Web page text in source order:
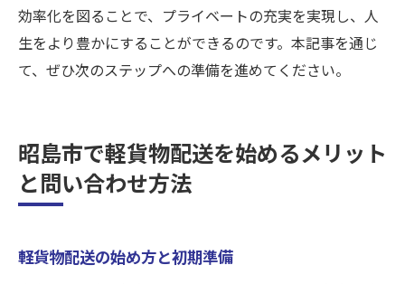
効率化を図ることで、プライベートの充実を実現し、人
生をより豊かにすることができるのです。本記事を通じ
て、ぜひ次のステップへの準備を進めてください。
昭島市で軽貨物配送を始めるメリット
と問い合わせ方法
軽貨物配送の始め方と初期準備